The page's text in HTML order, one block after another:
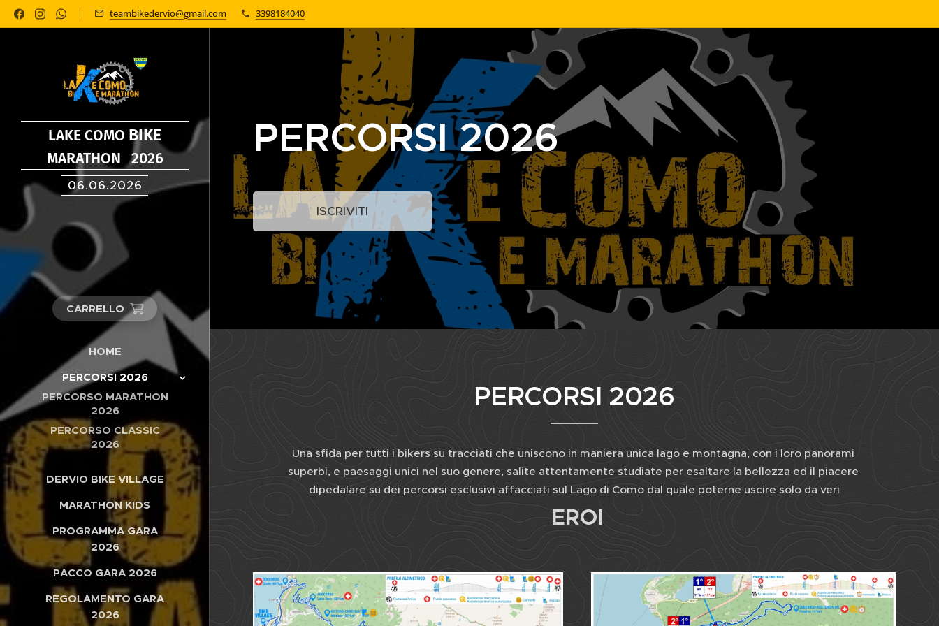
teambikedervio@gmail.com 3398184040
LAKE COMO BIKE
MARATHON 2026
06.06.2026
CARRELLO
HOME
PERCORSI 2026
PERCORSO MARATHON
2026
PERCORSO CLASSIC
2026
DERVIO BIKE VILLAGE
MARATHON KIDS
PROGRAMMA GARA
2026
PACCO GARA 2026
REGOLAMENTO GARA
2026
PERCORSI 2026
ISCRIVITI
PERCORSI 2026
Una sfida per tutti i bikers su tracciati che uniscono in maniera unica lago e montagna, con i loro panorami
superbi, e paesaggi unici nel suo genere, salite attentamente studiate per esaltare la bellezza ed il piacere
dipedalare su dei percorsi esclusivi affacciati sul Lago di Como dal quale poterne uscire solo da veri
EROI